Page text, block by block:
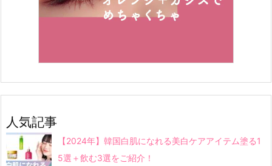
人気記事
【2024年】韓国白肌になれる美白ケアアイテム塗る1
5選＋飲む3選をご紹介！